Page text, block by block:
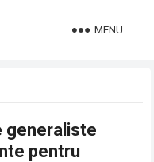
MENU
generaliste
pentru